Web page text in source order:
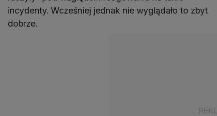
incydenty. Wcześniej jednak nie wyglądało to zbyt
dobrze.